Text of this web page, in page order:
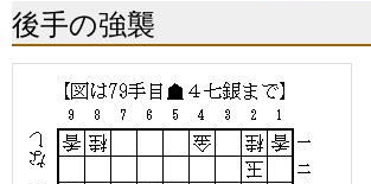
後手の強襲